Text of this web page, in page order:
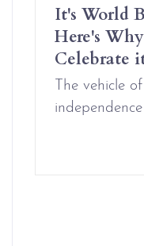
It's World
Here's
Celebrate
The vehicle